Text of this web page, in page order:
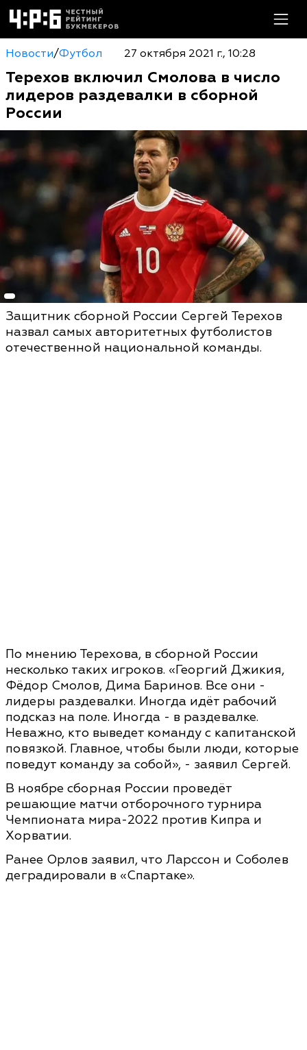
Новости/Футбол 27 октября 2021 г., 10:28
Терехов включил Смолова в число
лидеров раздевалки в сборной
России
Защитник сборной России Сергей Терехов
назвал самых авторитетных футболистов
отечественной национальной команды.
По мнению Терехова, в сборной России
несколько таких игроков. «Георгий Джикия,
Фёдор Смолов, Дима Баринов. Все они -
лидеры раздевалки. Иногда идёт рабочий
подсказ на поле. Иногда - в раздевалке.
Неважно, кто выведет команду с капитанской
повязкой. Главное, чтобы были люди, которые
поведут команду за собой», - заявил Сергей.
В ноябре сборная России проведёт
решающие матчи отборочного турнира
Чемпионата мира-2022 против Кипра и
Хорватии.
Ранее Орлов заявил, что Ларссон и Соболев
деградировали в «Спартаке».